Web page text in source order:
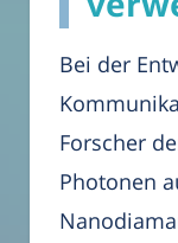
Bei der
Forscher
Photonen